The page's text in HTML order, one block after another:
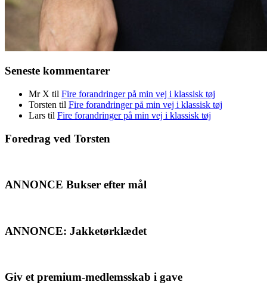
Seneste kommentarer
Mr X til Fire forandringer på min vej i klassisk tøj
Torsten til Fire forandringer på min vej i klassisk tøj
Lars til Fire forandringer på min vej i klassisk tøj
Foredrag ved Torsten
ANNONCE Bukser efter mål
ANNONCE: Jakketørklædet
Giv et premium-medlemsskab i gave